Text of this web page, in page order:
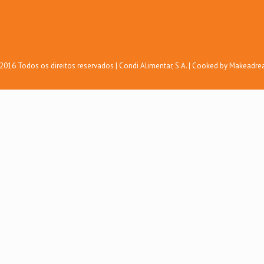
Todos os direitos reservados | Condi Alimentar, S.A. | Cooked by